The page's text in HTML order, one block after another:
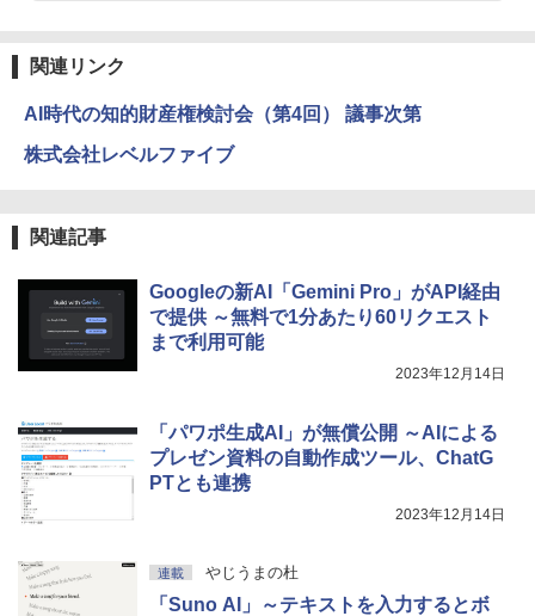
Amazon Kindle Colorsoft | 16GBストレ
ージ、防水、7インチカラーディスプレ
New Amazon Kindle Scribe Colorsoft |
11インチカラーディスプレイ、64GBスト
レージ、ノート機能搭載、明るさ自動調
￥115,980
関連リンク
AI時代の知的財産権検討会（第4回） 議事次第
株式会社レベルファイブ
関連記事
Googleの新AI「Gemini Pro」がAPI経由
で提供 ～無料で1分あたり60リクエスト
まで利用可能
2023年12月14日
「パワポ生成AI」が無償公開 ～AIによる
プレゼン資料の自動作成ツール、ChatG
PTとも連携
2023年12月14日
連載 やじうまの杜
「Suno AI」～テキストを入力するとボ